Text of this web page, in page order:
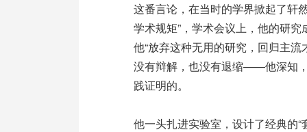
这番言论，在当时的学界掀起了轩
学术规矩”，学术会议上，他的研
他“放弃这种无用的研究，回归主
没有辩解，也没有退缩——他深知
践证明的。
他一头扎进实验室，设计了经典的